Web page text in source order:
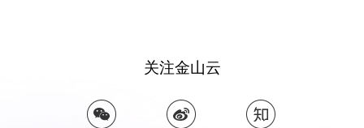
关注金山云